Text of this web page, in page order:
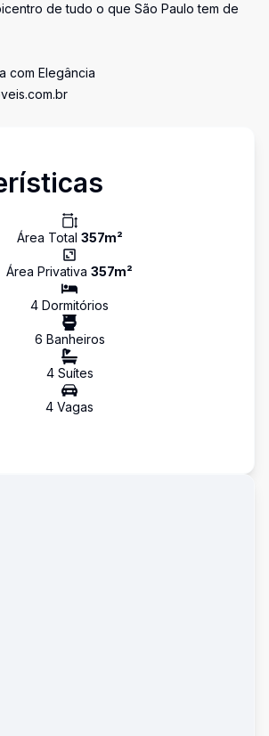
de tudo o que São Paulo tem de
com Elegância
Área Total 357m²
Área Privativa 357m²
4 Dormitórios
6 Banheiros
4Suítes
4 Vagas